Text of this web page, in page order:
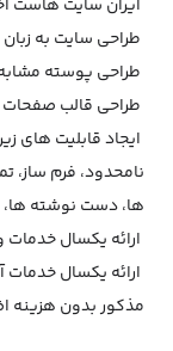
ایران سایت هاست
طراحی سایت به
طراحی پوسته
طراحی قالب صفحات
ایجاد قابلیت های
نامحدود، فرم ساز،
ها، دست نوشته ها،
ارائه یکسال
ارائه یکسال
مذکور بدون هزینه